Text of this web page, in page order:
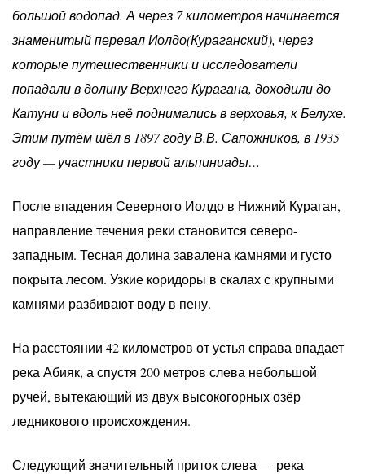
большой водопад. А через 7 километров начинается
знаменитый перевал Иолдо(Кураганский), через
которые путешественники и исследователи
попадали в долину Верхнего Курагана, доходили до
Катуни и вдоль неё поднимались в верховья, к Белухе.
Этим путём шёл в 1897 году В.В. Сапожников, в 1935
году — участники первой альпиниады…
После впадения Северного Иолдо в Нижний Кураган,
направление течения реки становится северо-
западным. Тесная долина завалена камнями и густо
покрыта лесом. Узкие коридоры в скалах с крупными
камнями разбивают воду в пену.
На расстоянии 42 километров от устья справа впадает
река Абияк, а спустя 200 метров слева небольшой
ручей, вытекающий из двух высокогорных озёр
ледникового происхождения.
Следующий значительный приток слева — река